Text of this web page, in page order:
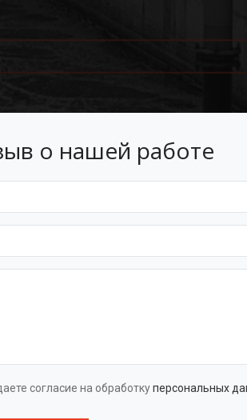
о нашей работе
согласие на обработкуперсональных
подходящих
и договор